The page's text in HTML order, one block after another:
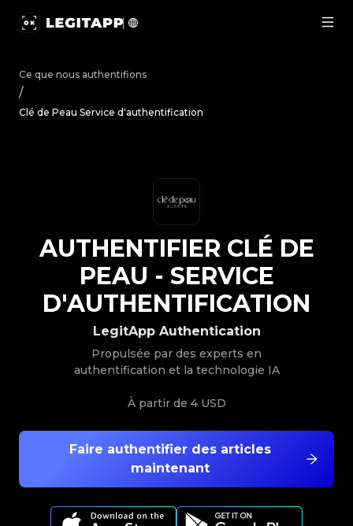
Ce que nous authentifions
/
Clé de Peau Service d'authentification
Faire authentifier des articles
maintenant
LegitApp Authentication
Propulsée par des experts en
authentification et la technologie IA
À partir de 4 USD
AUTHENTIFIER CLÉ DE
PEAU - SERVICE
D'AUTHENTIFICATION